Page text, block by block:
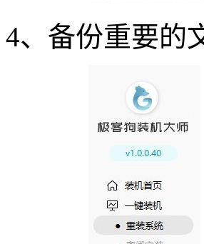
4、备份重要的